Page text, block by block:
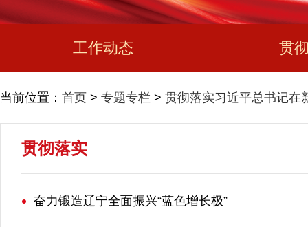
工作动态 贯
当前位置： 首页 > 专题专栏 > 贯彻落实习近平总书记在
贯彻落实
奋力锻造辽宁全面振兴“蓝色增长极”